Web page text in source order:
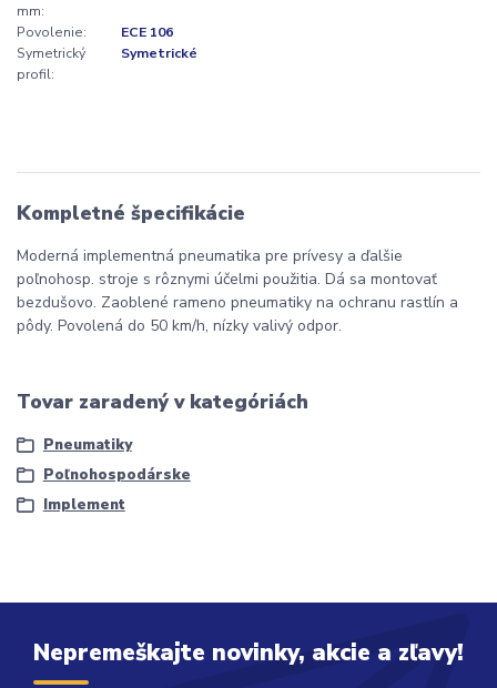
mm:
Povolenie:
ECE 106
Symetrický
profil:
Symetrické
Kompletné špecifikácie
Moderná implementná pneumatika pre prívesy a ďalšie
poľnohosp. stroje s rôznymi účelmi použitia. Dá sa montovať
bezdušovo. Zaoblené rameno pneumatiky na ochranu rastlín a
pôdy. Povolená do 50 km/h, nízky valivý odpor.
Tovar zaradený v kategóriách
Pneumatiky
Poľnohospodárske
Implement
Nepremeškajte novinky, akcie a zľavy!